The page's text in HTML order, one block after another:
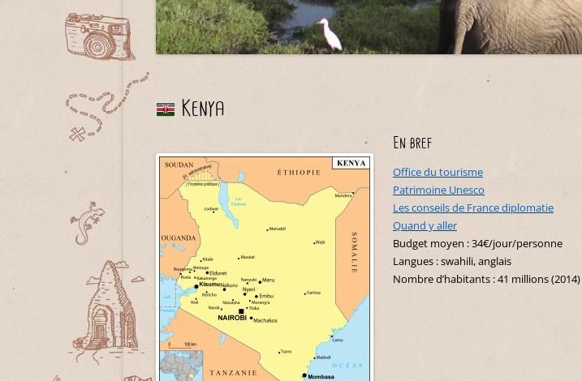
Kenya
En bref
Office du tourisme
Patrimoine Unesco
Les conseils de France diplomatie
Quand y aller
Budget moyen : 34€/jour/personne
Langues : swahili, anglais
Nombre d’habitants : 41 millions (2014)